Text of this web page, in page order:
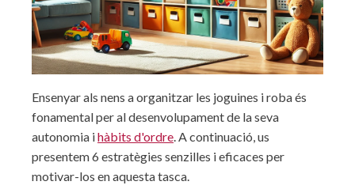
Ensenyar als nens a organitzar les joguines i roba és
fonamental per al desenvolupament de la seva
autonomia ihàbits d'ordre. A continuació, us
presentem 6 estratègies senzilles i eficaces per
motivar-los en aquesta tasca.